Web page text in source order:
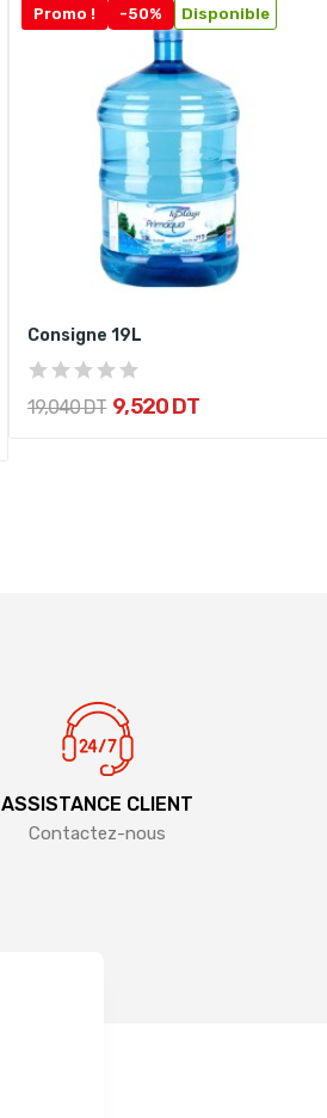
Promo ! -50% Disponible
Consigne 19L
19,040 DT 9,520 DT
ASSISTANCE CLIENT
Contactez-nous